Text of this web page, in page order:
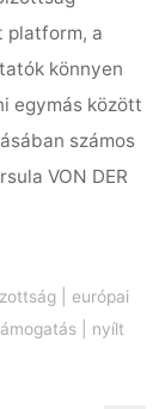
platform, a
könnyen
egymás között
számos
VON DER
| európai
nyílt